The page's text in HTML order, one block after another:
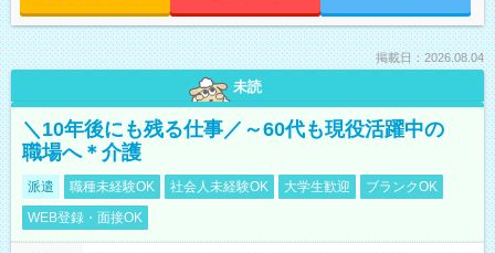
掲載日：2026.08.04
未読
＼10年後にも残る仕事／～60代も現役活躍中の
職場へ＊介護
派遣 職種未経験OK 社会人未経験OK 大学生歓迎
ブランクOK
WEB登録・面接OK